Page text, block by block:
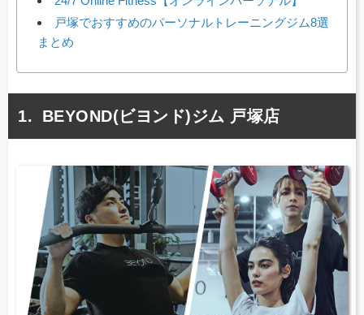
戸塚でおすすめのパーソナルトレーニングジム8選
まとめ
BEYOND(ビヨンド)ジム 戸塚店